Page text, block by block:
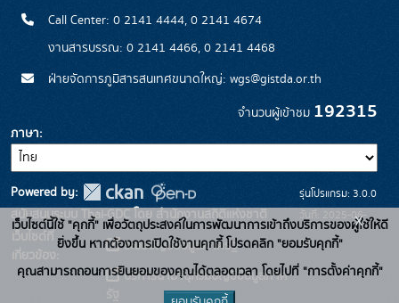
Call Center: 0 2141 4444, 0 2141 4674
งานสารบรรณ: 0 2141 4466, 0 2141 4468
ฝ่ายจัดการภูมิสารสนเทศขนาดใหญ่: wgs@gistda.or.th
จำนวนผู้เข้าชม 192315
ภาษา
Powered by:
สนับสนุนระบบ Thai-GDC โดย สำนักงานสถิติแห่งชาติ
เว็บไซต์ที่
เกี่ยวข้อง:
ระบบบัญชีข้อมูลภาครัฐ
บริการนามานุกรมบัญชีข้อมูลภาค
รุ่นโปรแกรม: 3.0.0
วันที่: 2025-06-
26
เว็บไซต์นี้ใช้ "คุกกี้" เพื่อวัตถุประสงค์ในการพัฒนาการเข้าถึงบริการของผู้ใช้ให้ดี
ยิ่งขึ้น หากต้องการเปิดใช้งานคุกกี้ โปรดคลิก "ยอมรับคุกกี้"
คุณสามารถถอนการยินยอมของคุณได้ตลอดเวลา โดยไปที่ "การตั้งค่าคุกกี้"
x